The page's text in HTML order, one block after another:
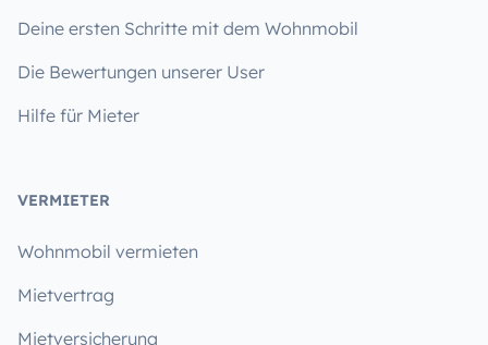
Deine ersten Schritte mit dem Wohnmobil
Die Bewertungen unserer User
Hilfe für Mieter
VERMIETER
Wohnmobil vermieten
Mietvertrag
Mietversicherung